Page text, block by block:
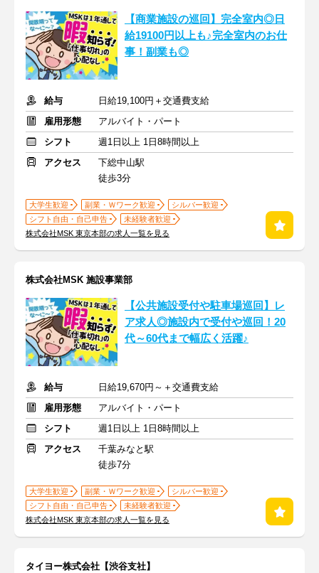
【商業施設の巡回】完全室内◎日
給19100円以上も♪完全室内のお仕
事！副業も◎
給与
日給19,100円＋交通費支給
雇用形態
アルバイト・パート
シフト
週1日以上 1日8時間以上
アクセス
下総中山駅
徒歩3分
大学生歓迎 副業・Ｗワーク歓迎
シルバー歓迎
シフト自由・自己申告
未経験者歓迎
株式会社MSK 東京本部の求人一覧を見る
株式会社MSK 施設事業部
【公共施設受付や駐車場巡回】レ
ア求人◎施設内で受付や巡回！20
代～60代まで幅広く活躍♪
給与
日給19,670円～＋交通費支給
雇用形態
アルバイト・パート
シフト
週1日以上 1日8時間以上
アクセス
千葉みなと駅
徒歩7分
大学生歓迎 副業・Ｗワーク歓迎
シルバー歓迎
シフト自由・自己申告
未経験者歓迎
株式会社MSK 東京本部の求人一覧を見る
タイヨー株式会社【渋谷支社】